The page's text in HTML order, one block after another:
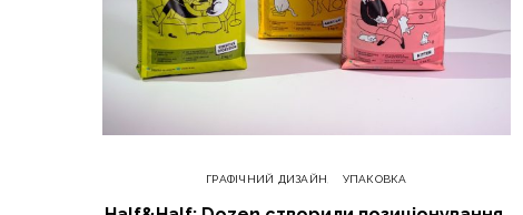
ГРАФІЧНИЙ ДИЗАЙН УПАКОВКА